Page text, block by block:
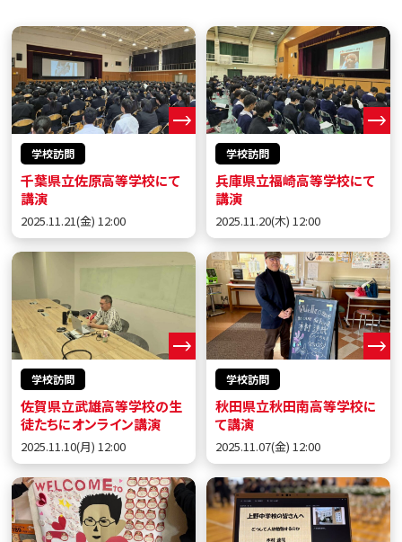
学校訪問
千葉県立佐原高等学校にて
講演
2025.11.21(金) 12:00
学校訪問
兵庫県立福崎高等学校にて
講演
2025.11.20(木) 12:00
学校訪問
佐賀県立武雄高等学校の生
徒たちにオンライン講演
2025.11.10(月) 12:00
学校訪問
秋田県立秋田南高等学校に
て講演
2025.11.07(金) 12:00